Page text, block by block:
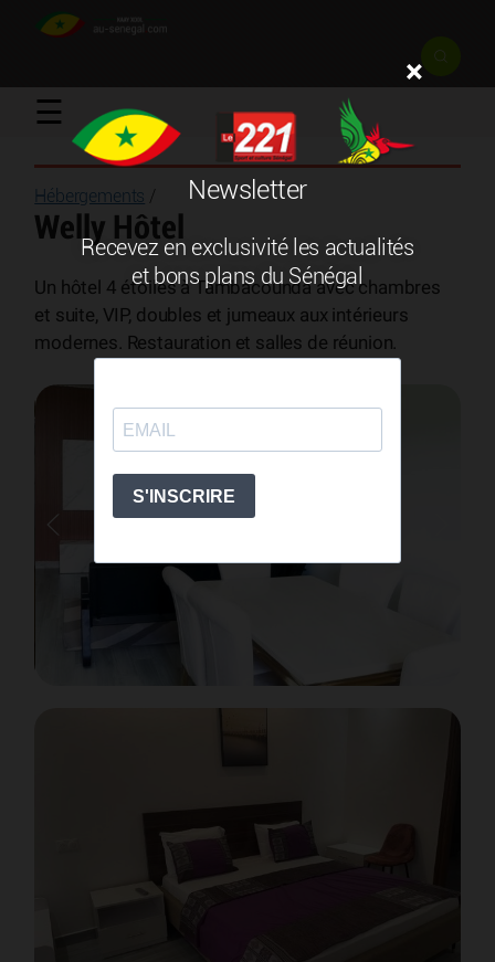
☰
Hébergements /
Welly Hôtel
Un hôtel 4 étoiles à Tambacounda avec chambres
et suite, VIP, doubles et jumeaux aux intérieurs
modernes. Restauration et salles de réunion.
×
Newsletter
Recevez en exclusivité les actualités
et bons plans du Sénégal